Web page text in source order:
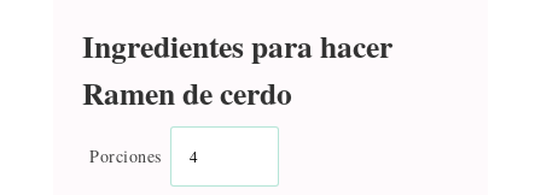
Ingredientes para hacer
Ramen de cerdo
Porciones